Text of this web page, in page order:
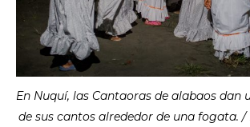
En Nuquí, las Cantaoras de alabaos dan
de sus cantos alrededor de una fogata. /